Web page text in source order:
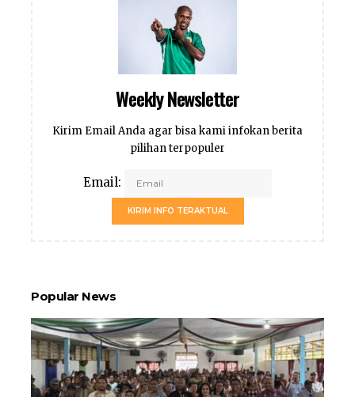
Weekly Newsletter
Kirim Email Anda agar bisa kami infokan berita
pilihan terpopuler
Email:
KIRIM INFO TERAKTUAL
Popular News